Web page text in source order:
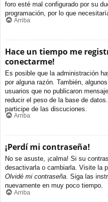
foro esté mal configurado por su
programación, por lo que
Arriba
Hace un tiempo me
conectarme!
Es posible que la administración
por alguna razón. También,
usuarios que no publicaron
reducir el peso de la base de
participe de las discuciones.
Arriba
¡Perdí mi contraseña!
No se asuste, ¡calma! Si su
desactivarla o cambiarla. Visite la
Olvidé mi contraseña. Siga las
nuevamente en muy poco tiempo.
Arriba